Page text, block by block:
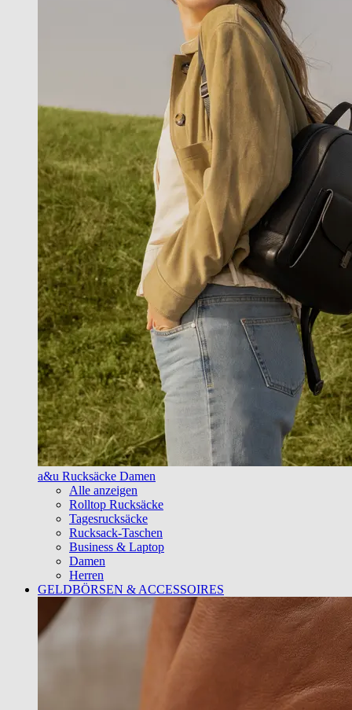
a&u Rucksäcke Damen
Alle anzeigen
Rolltop Rucksäcke
Tagesrucksäcke
Rucksack-Taschen
Business & Laptop
Damen
Herren
GELDBÖRSEN & ACCESSOIRES